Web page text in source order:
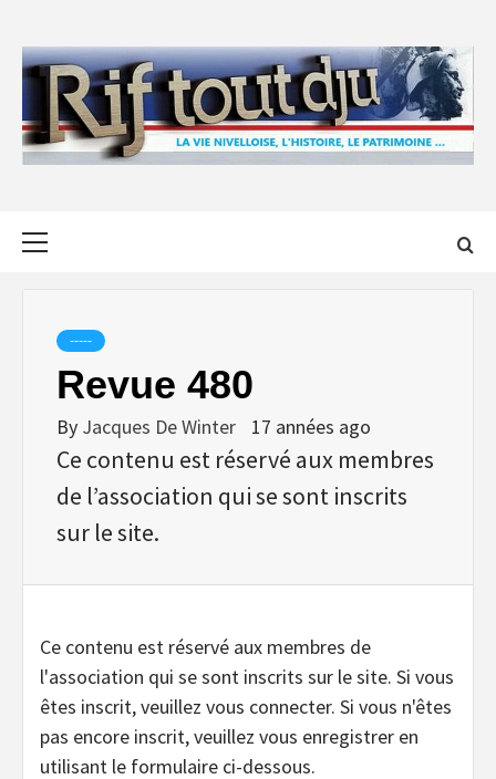
content
-----
Revue 480
By Jacques De Winter 17 années ago
Ce contenu est réservé aux membres
de l’association qui se sont inscrits
sur le site.
Ce contenu est réservé aux membres de
l'association qui se sont inscrits sur le site. Si vous
êtes inscrit, veuillez vous connecter. Si vous n'êtes
pas encore inscrit, veuillez vous enregistrer en
utilisant le formulaire ci-dessous.